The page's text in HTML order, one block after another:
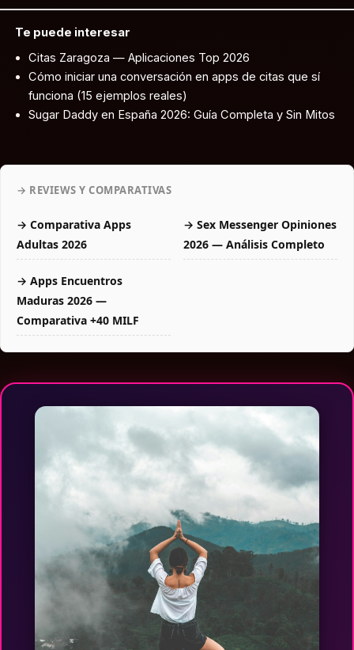
Te puede interesar
Citas Zaragoza — Aplicaciones Top 2026
Cómo iniciar una conversación en apps de citas que sí
funciona (15 ejemplos reales)
Sugar Daddy en España 2026: Guía Completa y Sin Mitos
→ REVIEWS Y COMPARATIVAS
→ Comparativa Apps
Adultas 2026
→ Sex Messenger Opiniones
2026 — Análisis Completo
→ Apps Encuentros
Maduras 2026 —
Comparativa +40 MILF